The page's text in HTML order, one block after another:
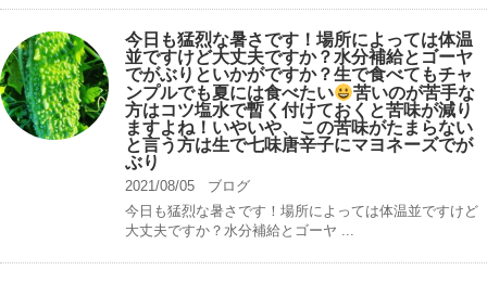
今日も猛烈な暑さです！場所によっては体温
並ですけど大丈夫ですか？水分補給とゴーヤ
でがぶりといかがですか？生で食べてもチャ
ンプルでも夏には食べたい
苦いのが苦手な
方はコツ塩水で暫く付けておくと苦味が減り
ますよね！いやいや、この苦味がたまらない
と言う方は生で七味唐辛子にマヨネーズでが
ぶり
2021/08/05
ブログ
今日も猛烈な暑さです！場所によっては体温並ですけど
大丈夫ですか？水分補給とゴーヤ ...